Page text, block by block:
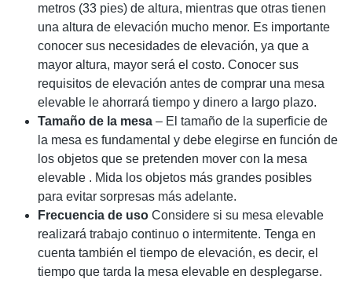
metros (33 pies) de altura, mientras que otras tienen
una altura de elevación mucho menor. Es importante
conocer sus necesidades de elevación, ya que a
mayor altura, mayor será el costo. Conocer sus
requisitos de elevación antes de comprar una mesa
elevable le ahorrará tiempo y dinero a largo plazo.
Tamaño de la mesa – El tamaño de la superficie de
la mesa es fundamental y debe elegirse en función de
los objetos que se pretenden mover con la mesa
elevable . Mida los objetos más grandes posibles
para evitar sorpresas más adelante.
Frecuencia de uso Considere si su mesa elevable
realizará trabajo continuo o intermitente. Tenga en
cuenta también el tiempo de elevación, es decir, el
tiempo que tarda la mesa elevable en desplegarse.